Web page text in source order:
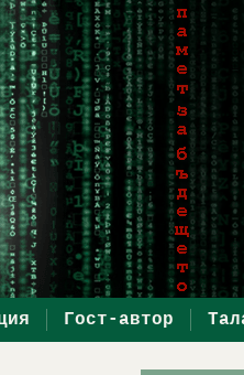
Гост-автор